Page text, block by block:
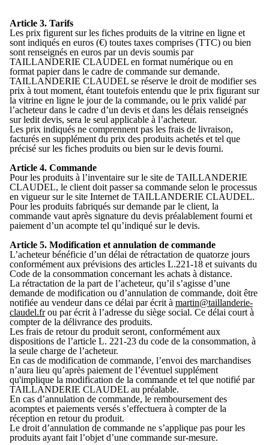
Article 3. Tarifs
Les prix figurent sur les fiches produits de la vitrine en ligne et
sont indiqués en euros (€) toutes taxes comprises (TTC) ou bien
sont renseignés en euros par un devis soumis par
TAILLANDERIE CLAUDEL en format numérique ou en
format papier dans le cadre de commande sur demande.
TAILLANDERIE CLAUDEL se réserve le droit de modifier ses
prix à tout moment, étant toutefois entendu que le prix figurant sur
la vitrine en ligne le jour de la commande, ou le prix validé par
l’acheteur dans le cadre d’un devis et dans les délais renseignés
sur ledit devis, sera le seul applicable à l’acheteur.
Les prix indiqués ne comprennent pas les frais de livraison,
facturés en supplément du prix des produits achetés et tel que
précisé sur les fiches produits ou bien sur le devis fourni.
Article 4. Commande
Pour les produits à l’inventaire sur le site de TAILLANDERIE
CLAUDEL, le client doit passer sa commande selon le processus
en vigueur sur le site Internet de TAILLANDERIE CLAUDEL.
Pour les produits fabriqués sur demande par le client, la
commande vaut après signature du devis préalablement fourni et
paiement d’un acompte tel qu’indiqué sur le devis.
Article 5. Modification et annulation de commande
L’acheteur bénéficie d’un délai de rétractation de quatorze jours
conformément aux prévisions des articles L.221-18 et suivants du
Code de la consommation concernant les achats à distance.
La rétractation de la part de l’acheteur, qu’il s’agisse d’une
demande de modification ou d’annulation de commande, doit être
notifiée au vendeur dans ce délai par écrit à martin@taillanderie-
claudel.frou par écrit à l’adresse du siège social. Ce délai court à
compter de la délivrance des produits.
Les frais de retour du produit seront, conformément aux
dispositions de l’article L. 221-23 du code de la consommation, à
la seule charge de l’acheteur.
En cas de modification de commande, l’envoi des marchandises
n’aura lieu qu’après paiement de l’éventuel supplément
qu'implique la modification de la commande et tel que notifié par
TAILLANDERIE CLAUDEL au préalable.
En cas d’annulation de commande, le remboursement des
acomptes et paiements versés s’effectuera à compter de la
réception en retour du produit.
Le droit d’annulation de commande ne s’applique pas pour les
produits ayant fait l’objet d’une commande sur-mesure.